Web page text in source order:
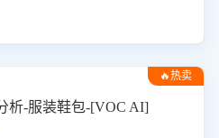
🔥热卖
析-服装鞋包-[VOC AI]